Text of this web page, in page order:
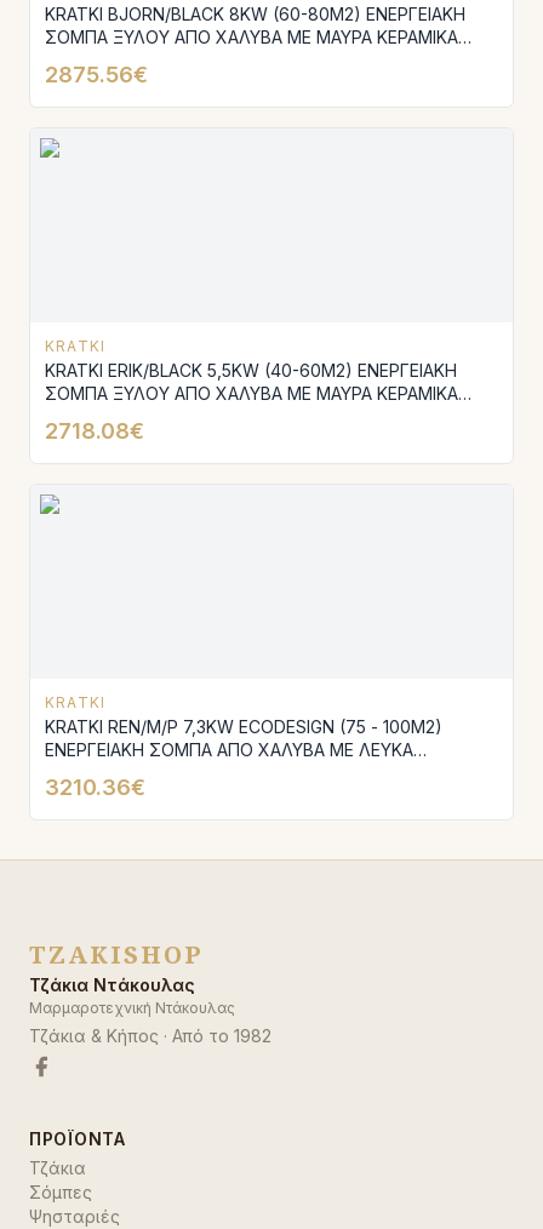
KRATKI BJORN/BLACK 8KW (60-80M2) ΕΝΕΡΓΕΙΑΚΗ
ΣΟΜΠΑ ΞΥΛΟΥ ΑΠΟ ΧΑΛΥΒΑ ΜΕ ΜΑΥΡΑ ΚΕΡΑΜΙΚΑ
2875.56€
KRATKI
KRATKI ERIK/BLACK 5,5KW (40-60M2) ΕΝΕΡΓΕΙΑΚΗ
ΣΟΜΠΑ ΞΥΛΟΥ ΑΠΟ ΧΑΛΥΒΑ ΜΕ ΜΑΥΡΑ ΚΕΡΑΜΙΚΑ
2718.08€
KRATKI
KRATKI REN/M/P 7,3KW ECODESIGN (75 - 100M2)
ΕΝΕΡΓΕΙΑΚΗ ΣΟΜΠΑ ΑΠΟ ΧΑΛΥΒΑ ΜΕ ΛΕΥΚΑ
3210.36€
TZAKISHOP
Τζάκια Ντάκουλας
Μαρμαροτεχνική Ντάκουλας
Τζάκια & Κήπος · Από το 1982
ΠΡΟΪΌΝΤΑ
Τζάκια
Σόμπες
Ψησταριές